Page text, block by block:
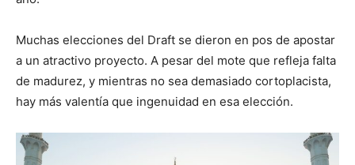
Muchas elecciones del Draft se dieron en pos de apostar
a un atractivo proyecto. A pesar del mote que refleja falta
de madurez, y mientras no sea demasiado cortoplacista,
hay más valentía que ingenuidad en esa elección.